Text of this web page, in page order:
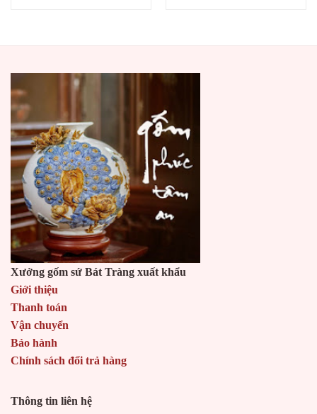
Xưởng gốm sứ Bát Tràng xuất khẩu
Giới thiệu
Thanh toán
Vận chuyển
Bảo hành
Chính sách đổi trả hàng
Thông tin liên hệ